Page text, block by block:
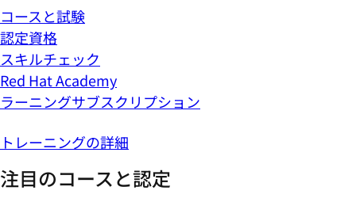
コースと試験
認定資格
スキルチェック
Red Hat Academy
ラーニングサブスクリプション
トレーニングの詳細
注目のコースと認定